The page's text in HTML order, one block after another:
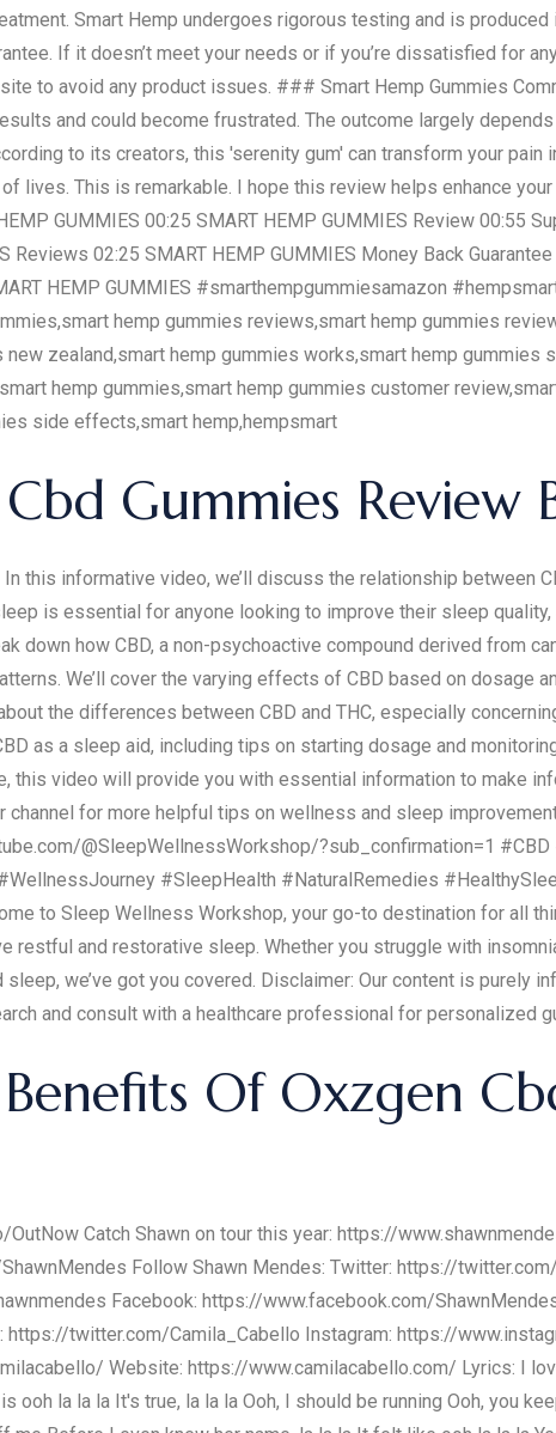
Smart Hemp undergoes rigorous testing and is
If it doesn’t meet your needs or if you’re dissatisfied for
to avoid any product issues. ### Smart Hemp Gummies
and could become frustrated. The outcome largely
to its creators, this 'serenity gum' can transform your pain
lives. This is remarkable. I hope this review helps enhance
GUMMIES 00:25 SMART HEMP GUMMIES Review 00:55
Reviews 02:25 SMART HEMP GUMMIES Money Back
HEMP GUMMIES #smarthempgummiesamazon
hemp gummies reviews,smart hemp gummies
zealand,smart hemp gummies works,smart hemp gummies
hemp gummies,smart hemp gummies customer
side effects,smart hemp,hempsmart
Gummies Review
this informative video, we’ll discuss the relationship between
is essential for anyone looking to improve their sleep
down how CBD, a non-psychoactive compound derived from
We’ll cover the varying effects of CBD based on dosage
the differences between CBD and THC, especially
as a sleep aid, including tips on starting dosage and
this video will provide you with essential information to make
for more helpful tips on wellness and sleep
@SleepWellnessWorkshop/?sub_confirmation=1
#SleepHealth #NaturalRemedies
to Sleep Wellness Workshop, your go-to destination for all
restful and restorative sleep. Whether you struggle with
we’ve got you covered. Disclaimer: Our content is purely
and consult with a healthcare professional for personalized
Of Oxzgen
Catch Shawn on tour this year: https://
Follow Shawn Mendes: Twitter: https://
Facebook: https://www.facebook.com/
https://twitter.com/Camila_Cabello Instagram: https://
Website: https://www.camilacabello.com/ Lyrics: I
ooh la la la It's true, la la la Ooh, I should be running Ooh, you